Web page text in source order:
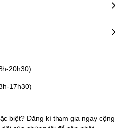
20h30)
17h30)
biệt? Đăng kí tham gia ngay cộng